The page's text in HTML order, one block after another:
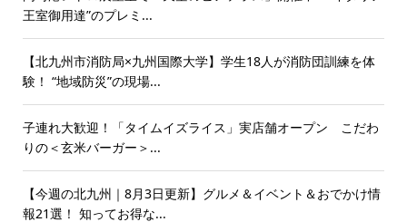
王室御用達”のプレミ...
【北九州市消防局×九州国際大学】学生18人が消防団訓練を体
験！ “地域防災”の現場...
子連れ大歓迎！「タイムイズライス」実店舗オープン こだわ
りの＜玄米バーガー＞...
【今週の北九州｜8月3日更新】グルメ＆イベント＆おでかけ情
報21選！ 知ってお得な...